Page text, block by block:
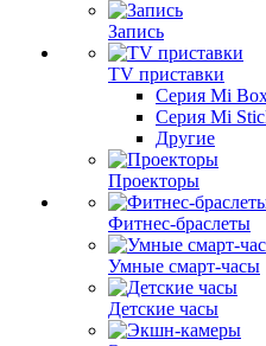
Запись
TV приставки
Серия Mi
Серия Mi
Другие
Проекторы
Фитнес-браслеты
Умные смарт-часы
Детские часы